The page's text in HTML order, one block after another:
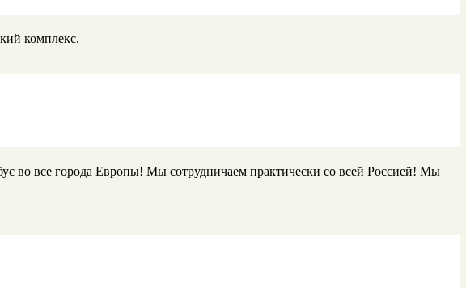
комплекс.
во все города Европы! Мы сотрудничаем практически со всей Россией! Мы